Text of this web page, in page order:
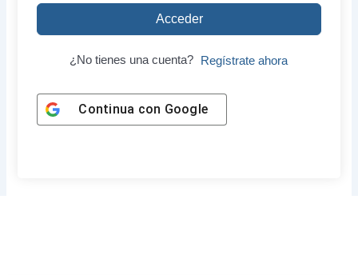
Acceder
¿No tienes una cuenta? Regístrate ahora
Continua con Google